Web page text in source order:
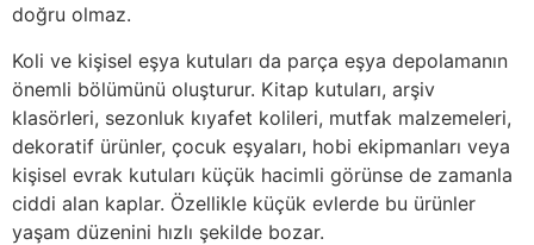
doğru olmaz.
Koli ve kişisel eşya kutuları da parça eşya depolamanın
önemli bölümünü oluşturur. Kitap kutuları, arşiv
klasörleri, sezonluk kıyafet kolileri, mutfak malzemeleri,
dekoratif ürünler, çocuk eşyaları, hobi ekipmanları veya
kişisel evrak kutuları küçük hacimli görünse de zamanla
ciddi alan kaplar. Özellikle küçük evlerde bu ürünler
yaşam düzenini hızlı şekilde bozar.